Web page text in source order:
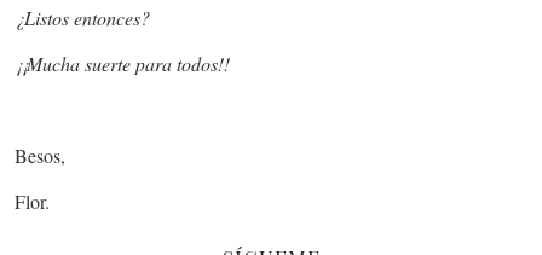
¿Listos entonces?
¡¡Mucha suerte para todos!!
Besos,
Flor.